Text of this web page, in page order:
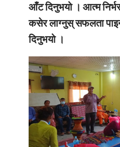
आँट दिनुभयो । आत्म
कसेर लाग्नुस् सफलता
दिनुभयो ।